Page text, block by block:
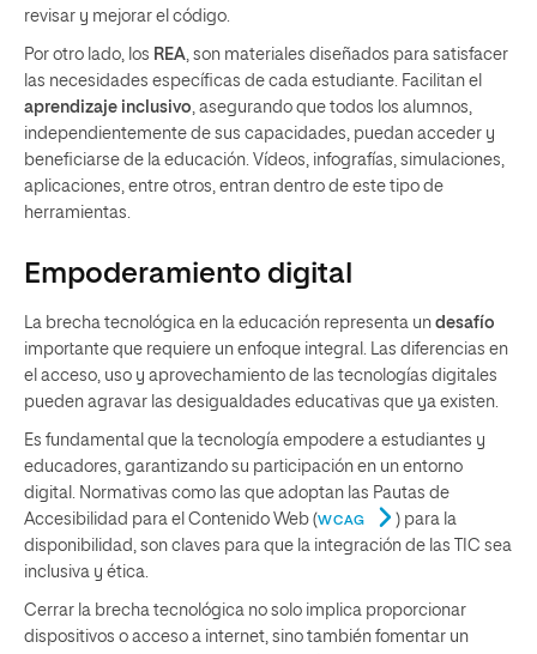
revisar y mejorar el código.
Por otro lado, los REA, son materiales diseñados para satisfacer
las necesidades específicas de cada estudiante. Facilitan el
aprendizaje inclusivo, asegurando que todos los alumnos,
independientemente de sus capacidades, puedan acceder y
beneficiarse de la educación. Vídeos, infografías, simulaciones,
aplicaciones, entre otros, entran dentro de este tipo de
herramientas.
Empoderamiento digital
La brecha tecnológica en la educación representa un desafío
importante que requiere un enfoque integral. Las diferencias en
el acceso, uso y aprovechamiento de las tecnologías digitales
pueden agravar las desigualdades educativas que ya existen.
Es fundamental que la tecnología empodere a estudiantes y
educadores, garantizando su participación en un entorno
digital. Normativas como las que adoptan las Pautas de
Accesibilidad para el Contenido Web (WCAG
) para la
disponibilidad, son claves para que la integración de las TIC sea
inclusiva y ética.
Cerrar la brecha tecnológica no solo implica proporcionar
dispositivos o acceso a internet, sino también fomentar un